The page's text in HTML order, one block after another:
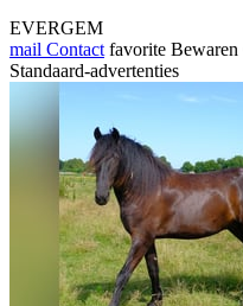
EVERGEM
mail Contact favorite Bewaren
Standaard-advertenties